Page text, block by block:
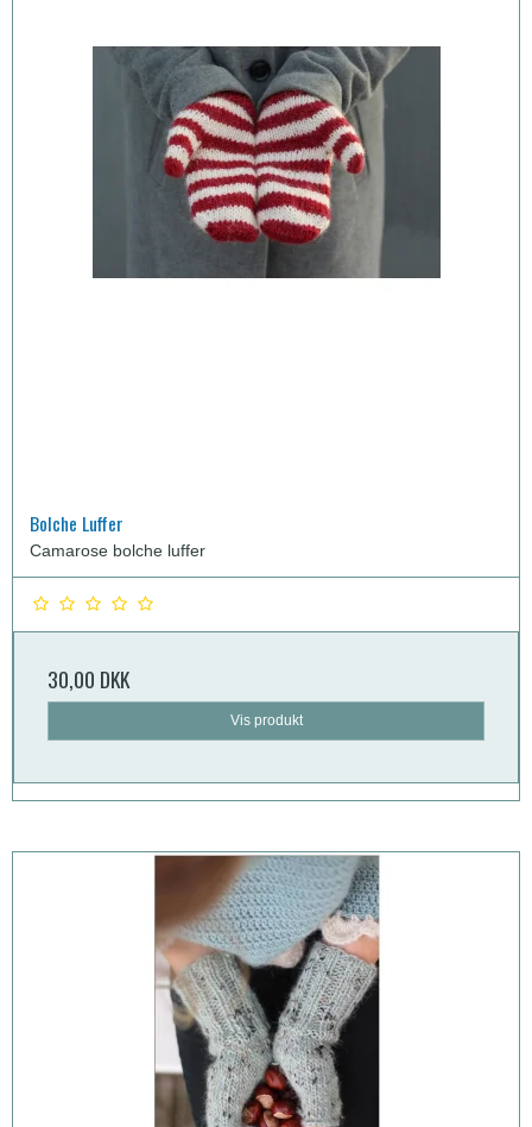
Bolche Luffer
Camarose bolche luffer
30,00 DKK
Vis produkt